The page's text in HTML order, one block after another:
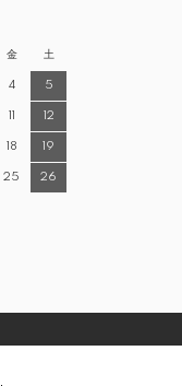
金 土
4 5
11 12
18 19
25 26